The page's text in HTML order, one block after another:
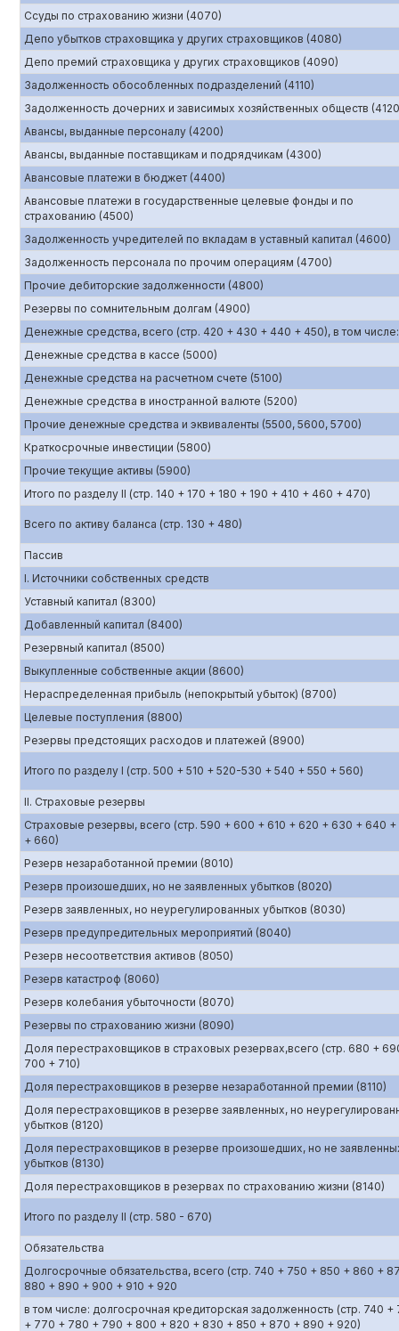
Ссуды по страхованию жизни (4070)
Депо убытков страховщика у других страховщиков (4080)
Депо премий страховщика у других страховщиков (4090)
Задолженность обособленных подразделений (4110)
Задолженность дочерних и зависимых хозяйственных обществ
Авансы, выданные персоналу (4200)
Авансы, выданные поставщикам и подрядчикам (4300)
Авансовые платежи в бюджет (4400)
Авансовые платежи в государственные целевые фонды и по
страхованию (4500)
Задолженность учредителей по вкладам в уставный капитал (4600)
Задолженность персонала по прочим операциям (4700)
Прочие дебиторские задолженности (4800)
Резервы по сомнительным долгам (4900)
Денежные средства, всего (стр. 420 + 430 + 440 + 450), в том числе:
Денежные средства в кассе (5000)
Денежные средства на расчетном счете (5100)
Денежные средства в иностранной валюте (5200)
Прочие денежные средства и эквиваленты (5500, 5600, 5700)
Краткосрочные инвестиции (5800)
Прочие текущие активы (5900)
Итого по разделу II (стр. 140 + 170 + 180 + 190 + 410 + 460 + 470)
Всего по активу баланса (стр. 130 + 480)
Пассив
I. Источники собственных средств
Уставный капитал (8300)
Добавленный капитал (8400)
Резервный капитал (8500)
Выкупленные собственные акции (8600)
Нераспределенная прибыль (непокрытый убыток) (8700)
Целевые поступления (8800)
Резервы предстоящих расходов и платежей (8900)
Итого по разделу I (стр. 500 + 510 + 520-530 + 540 + 550 + 560)
II. Страховые резервы
Страховые резервы, всего (стр. 590 + 600 + 610 + 620 + 630 + 640
+ 660)
Резерв незаработанной премии (8010)
Резерв произошедших, но не заявленных убытков (8020)
Резерв заявленных, но неурегулированных убытков (8030)
Резерв предупредительных мероприятий (8040)
Резерв несоответствия активов (8050)
Резерв катастроф (8060)
Резерв колебания убыточности (8070)
Резервы по страхованию жизни (8090)
Доля перестраховщиков в страховых резервах,всего (стр. 680 +
700 + 710)
Доля перестраховщиков в резерве незаработанной премии (8110)
Доля перестраховщиков в резерве заявленных, но
убытков (8120)
Доля перестраховщиков в резерве произошедших, но не
убытков (8130)
Доля перестраховщиков в резервах по страхованию жизни (8140)
Итого по разделу II (стр. 580 - 670)
Обязательства
Долгосрочные обязательства, всего (стр. 740 + 750 + 850 + 860 +
880 + 890 + 900 + 910 + 920
в том числе: долгосрочная кредиторская задолженность (стр. 740 +
+ 770 + 780 + 790 + 800 + 820 + 830 + 850 + 870 + 890 + 920)